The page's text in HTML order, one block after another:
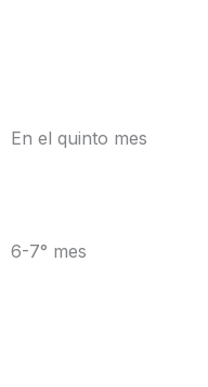
En el quinto mes
6-7° mes